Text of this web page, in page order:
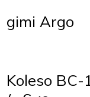
gimi Argo
Koleso BC-